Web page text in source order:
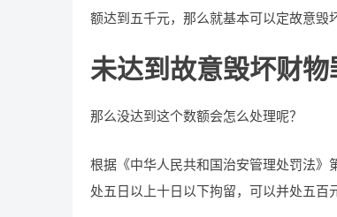
额达到五千元，那么就基本可以定故意毁
未达到故意毁坏财
那么没达到这个数额会怎么处理呢？
根据《中华人民共和国治安管理处罚法》
处五日以上十日以下拘留，可以并处五百